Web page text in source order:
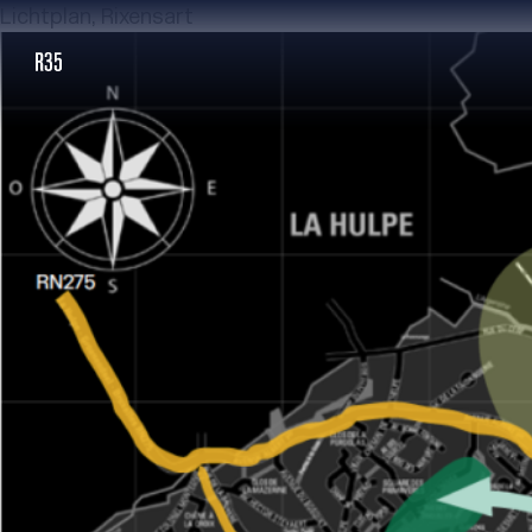
Lichtplan, Rixensart